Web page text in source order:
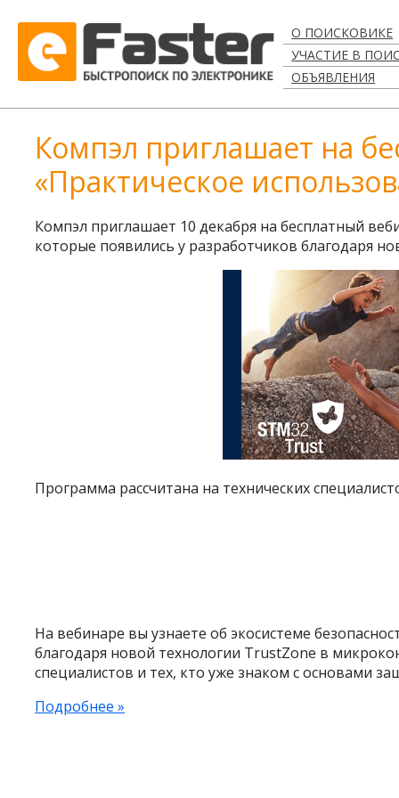
О ПОИСКОВИКЕ
УЧАСТИЕ В
ОБЪЯВЛЕНИЯ
Компэл приглашает на
«Практическое
Компэл приглашает 10 декабря на бесплатный
которые появились у разработчиков благодаря
Программа рассчитана на технических
На вебинаре вы узнаете об экосистеме
благодаря новой технологии TrustZone в
специалистов и тех, кто уже знаком с основами
Подробнее »